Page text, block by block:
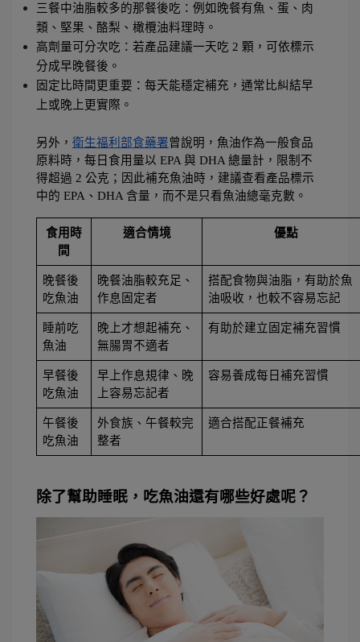
三餐中油脂較多的那餐後吃：例如晚餐有魚、蛋、肉
類、堅果、酪梨、橄欖油料理時。
高劑量可分次吃：若產品建議一天吃 2 顆，可依標示
分成早晚餐後。
固定比時間更重要：每天能穩定補充，通常比糾結早
上或晚上更實際。
另外， 衛生福利部食藥署曾說明，魚油作為一般食品
原料時，每日食用量以 EPA 與 DHA 總量計，限制不
得超過 2 公克；因此補充魚油時，建議查看產品標示
中的 EPA、DHA 含量，而不是只看魚油總毫克數。
食用時
間
適合情境 優點
晚餐後
吃魚油
晚餐油脂較充足、
作息固定者
搭配食物與油脂，有助於魚
油吸收，也較不容易忘記
睡前吃
魚油
晚上才想起補充、
無腸胃不適者
有助於建立固定補充習慣
早餐後
吃魚油
早上作息規律、晚
上容易忘記者
容易養成每日補充習慣
午餐後
吃魚油
外食族、午餐較完
整者
適合搭配正餐補充
除了幫助睡眠，吃魚油還有哪些好處呢？